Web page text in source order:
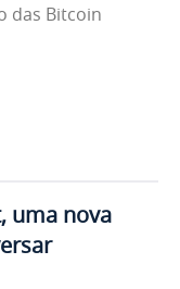
das Bitcoin
uma nova